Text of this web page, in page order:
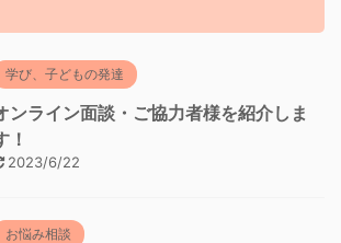
学び、子どもの発達
ンライン面談・ご協力者様を紹介しま
！
2023/6/22
お悩み相談